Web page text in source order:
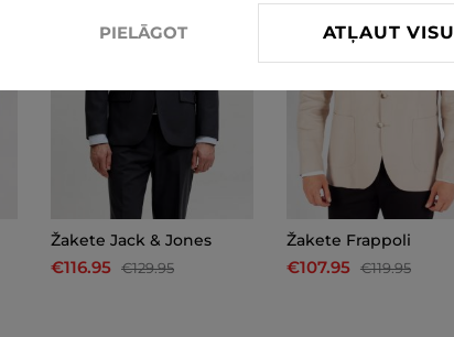
Žakete Frappoli
€107.95 €119.95
Žakete Jack & Jones
€116.95 €129.95
PIELĀGOT ATĻAUT VISU